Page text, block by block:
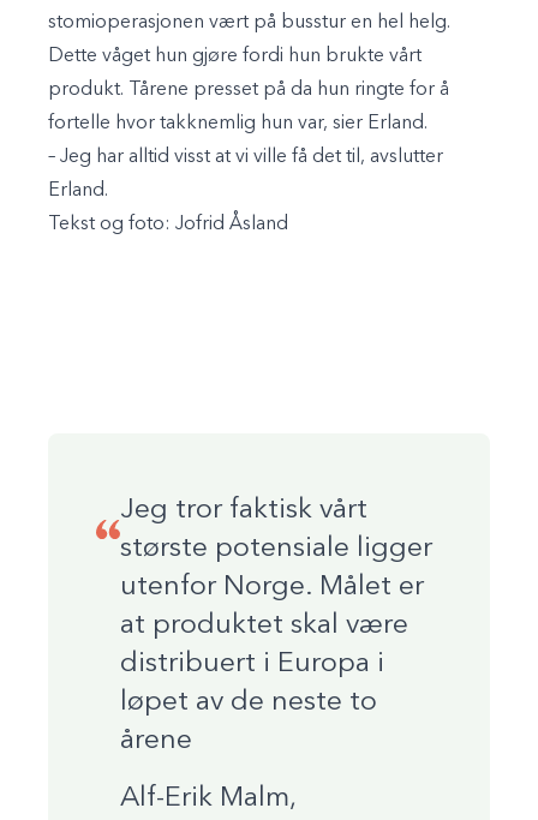
stomioperasjonen vært på busstur en hel helg.
Dette våget hun gjøre fordi hun brukte vårt
produkt. Tårene presset på da hun ringte for å
fortelle hvor takknemlig hun var, sier Erland.
– Jeg har alltid visst at vi ville få det til, avslutter
Erland.
Tekst og foto: Jofrid Åsland
Jeg tror faktisk vårt
største potensiale ligger
utenfor Norge. Målet er
at produktet skal være
distribuert i Europa i
løpet av de neste to
årene
Alf-Erik Malm,